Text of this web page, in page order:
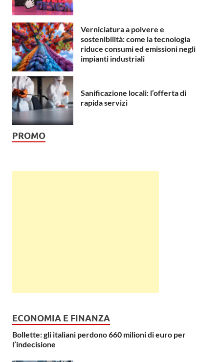
Verniciatura a polvere e
sostenibilità: come la tecnologia
riduce consumi ed emissioni negli
impianti industriali
Sanificazione locali: l’offerta di
rapida servizi
PROMO
ECONOMIA E FINANZA
Bollette: gli italiani perdono 660 milioni di euro per
l’indecisione